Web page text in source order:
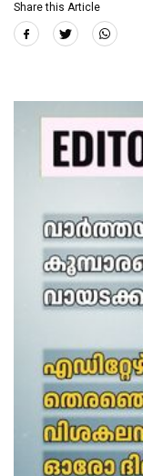
Share this Article